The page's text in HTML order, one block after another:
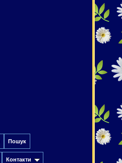
Пошук
Контакти